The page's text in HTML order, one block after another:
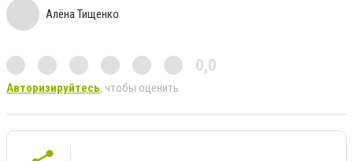
Алёна Тищенко
0,0
Авторизируйтесь, чтобы оценить